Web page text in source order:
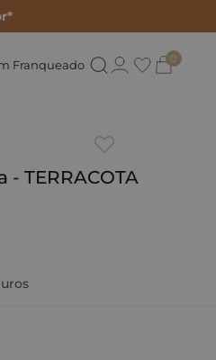
Franqueado 0
- TERRACOTA